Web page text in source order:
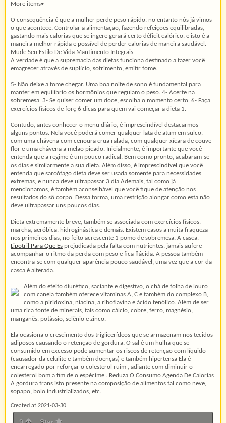
More items•
O consequência é que a mulher perde peso rápido, no entanto nós já vimos
o que acontece. Controlar a alimentação, fazendo refeições equilibradas,
gastando mais calorias que se ingere gerará certo déficit calórico, e isto é a
maneira melhor rápida e possível de perder calorias de maneira saudável.
Mude Seu Estilo De Vida Mantimento Integrais
A verdade é que a supremacia das dietas funciona destinado a fazer você
emagrecer através de suplício, sofrimento, emitir fome.
5- Não deixe a fome chegar. Uma boa noite de sono é fundamental para
manter em equilíbrio os hormônios que regulam o peso. 4- Acerte na
sobremesa. 3- Se quiser comer um doce, escolha o momento certo. 6- Faça
exercícios físicos de forç 6 dicas para quem vai começar a dieta 1.
Contudo, antes conhecer o menu diário, é imprescindível destacarmos
alguns pontos. Nela você poderá comer qualquer lata de atum em sulco,
com uma chávena com cenoura crua ralada, com qualquer xícara de couve-
flor e uma chávena a melão picado. Inicialmente, é importante que você
entenda que a regime é um pouco radical. Bem como pronto, acabaram-se
os dias e similarmente a sua dieta. Além disso, é imprescindível que você
entenda que sarcófago dieta deve ser usada somente para necessidades
extremas, e nunca deve ultrapassar 3 dia Ademais, tal como já
mencionamos, é também aconselhável que você fique de atenção nos
resultados do sô corpo. Dessa forma, uma restrição alongar como esta não
deve ultrapassar uns poucos dias.
Dieta extremamente breve, também se associada com exercícios físicos,
marcha, aeróbica, hidroginástica e demais. Existem casos a muita fraqueza
nos primeiros dias, no feito acrescente 1 pomo de sobremesa. A casca,
Lipotril Para Que Es prejudicada pela falta com nutrientes, jamais aufere
acompanhar o ritmo da perda com peso e fica flácida. A pessoa também
encontra-se com qualquer aparência pouco saudável, uma vez que a cor da
casca é alterada.
Além do efeito diurético, saciante e digestivo, o chá de folha de louro
com canela também oferece vitaminas A, C e também do complexo B,
como a piridoxina, niacina, a riboflavina e ácido fenólico. Além de ser
uma rica fonte de minerais, tais como cálcio, cobre, ferro, magnésio,
manganês, potássio, selênio e zinco.
Ela ocasiona o crescimento dos triglicerídeos que se armazenam nos tecidos
adiposos causando o retenção de gordura. O sal é um hulha que se
consumido em excesso pode aumentar os riscos de retenção com líquido
(causador da celulite e também doenças) e também hipertensã Ela é
encarregado por reforçar o colesterol ruim , adiante com diminuir o
colesterol bom a fim de o espécime . Reduza O Consumo Agenda De Calorias
A gordura trans isto presente na composição de alimentos tal como neve,
sopapo, bolo industrializados, etc.
Created at 2021-03-30